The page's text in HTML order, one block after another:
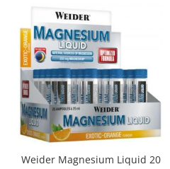
Weider Magnesium Liquid 20